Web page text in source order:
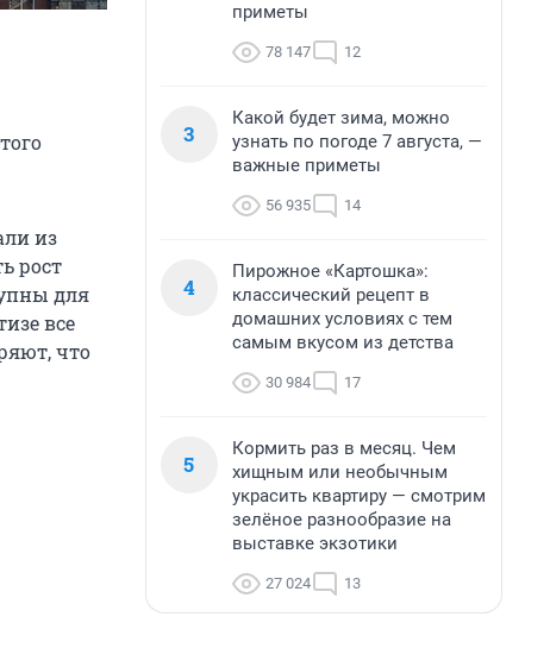
из
рост
для
все
что
приметы
78 147 12
3
Какой будет зима, можно
узнать по погоде 7 августа, —
важные приметы
56 935 14
4
Пирожное «Картошка»:
классический рецепт в
домашних условиях с тем
самым вкусом из детства
30 984 17
5
Кормить раз в месяц. Чем
хищным или необычным
украсить квартиру — смотрим
зелёное разнообразие на
выставке экзотики
27 024 13